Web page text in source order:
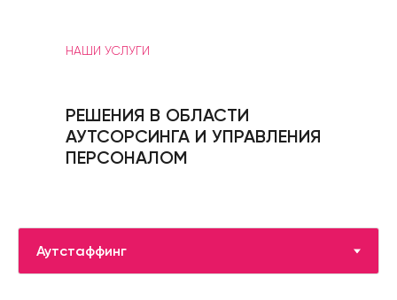
НАШИ УСЛУГИ
РЕШЕНИЯ В ОБЛАСТИ
АУТСОРСИНГА И УПРАВЛЕНИЯ
ПЕРСОНАЛОМ